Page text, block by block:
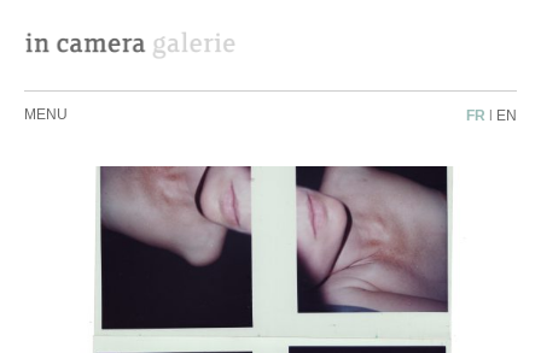
MENU FR | EN